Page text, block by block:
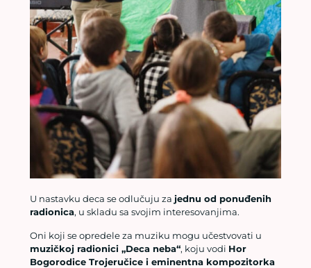
U nastavku deca se odlučuju za jednu od ponuđenih
radionica, u skladu sa svojim interesovanjima.
Oni koji se opredele za muziku mogu učestvovati u
muzičkoj radionici „Deca neba“, koju vodi Hor
Bogorodice Trojeručice i eminentna kompozitorka